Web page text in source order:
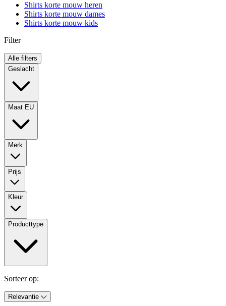
Shirts korte mouw heren
Shirts korte mouw dames
Shirts korte mouw kids
Filter
Alle filters
Geslacht
Maat EU
Merk
Prijs
Kleur
Producttype
Sorteer op:
Relevantie